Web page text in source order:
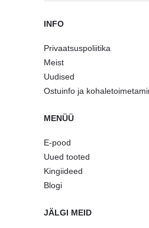
INFO
Privaatsuspoliitika
Meist
Uudised
Ostuinfo ja
MENÜÜ
E-pood
Uued tooted
Kingiideed
Blogi
JÄLGI MEID